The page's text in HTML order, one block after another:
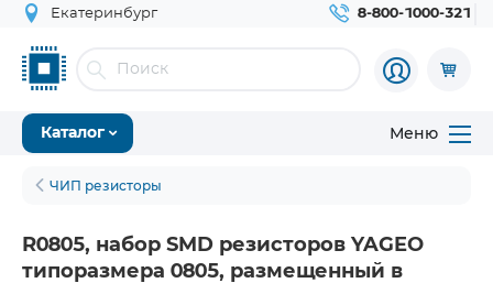
Екатеринбург 8-800-1000-321
Каталог Меню
ЧИП резисторы
R0805, набор SMD резисторов YAGEO
типоразмера 0805, размещенный в